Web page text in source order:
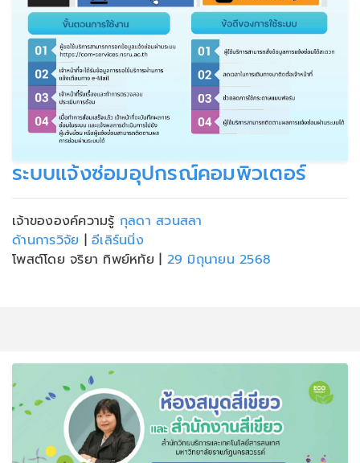
ระบบแจ้งซ่อมอุปกรณ์คอมพิวเตอร์
เจ้าขององค์ความรู้ กุลดา สวนสลา
ด้านการวิจัย | อีเลิร์นนิ่ง
โพสต์โดย จริยา ทิพย์หทัย | 29 มิถุนายน 2568